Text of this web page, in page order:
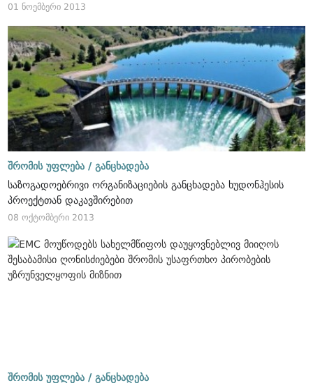
01 ნოემბერი 2013
შრომის უფლება / განცხადება
საზოგადოებრივი ორგანიზაციების განცხადება ხუდონჰესის
პროექტთან დაკავშირებით
08 ოქტომბერი 2013
შრომის უფლება / განცხადება